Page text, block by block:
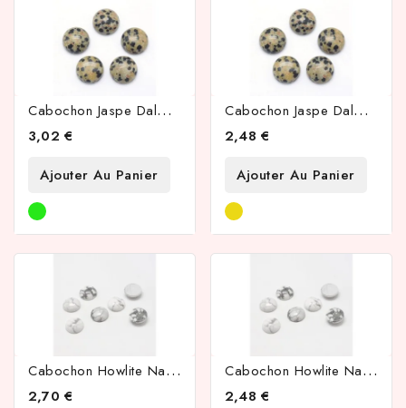
C
Abochon Jaspe Dalmatien Naturelle 12mm
3,02 €
Ajouter Au Panier
C
Abochon Jaspe Dalmatien Naturelle 10mm
2,48 €
Ajouter Au Panier
C
Abochon Howlite Naturelle Blanche 12mm
2,70 €
C
Abochon Howlite Naturelle 10mm
2,48 €